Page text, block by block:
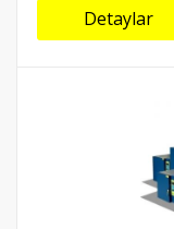
Detaylar